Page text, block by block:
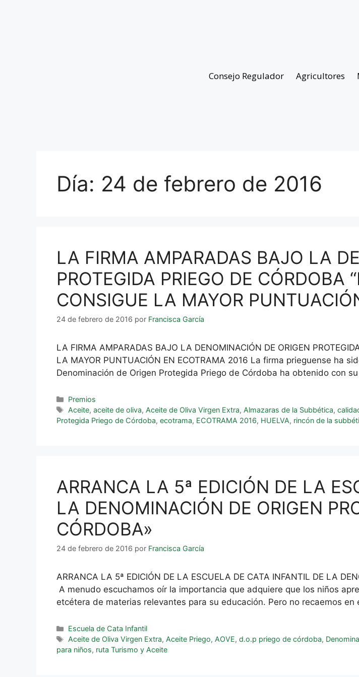
Consejo Regulador Agricultores
Día: 24 de febrero de 2016
LA FIRMA AMPARADAS BAJO LA
PROTEGIDA PRIEGO DE CÓRDOBA
CONSIGUE LA MAYOR
24 de febrero de 2016 por Francisca García
LA FIRMA AMPARADAS BAJO LA DENOMINACIÓN DE ORIGEN
LA MAYOR PUNTUACIÓN EN ECOTRAMA 2016 La firma prieguense ha
Denominación de Origen Protegida Priego de Córdoba ha obtenido con
Premios
Aceite,aceite de oliva,Aceite de Oliva Virgen Extra,Almazaras de la Subbética,
Protegida Priego de Córdoba, ecotrama, ECOTRAMA 2016, HUELVA, rincón de la
ARRANCA LA 5ª EDICIÓN DE LA
LA DENOMINACIÓN DE ORIGEN
CÓRDOBA»
24 de febrero de 2016 por Francisca García
ARRANCA LA 5ª EDICIÓN DE LA ESCUELA DE CATA INFANTIL DE LA
A menudo escuchamos oír la importancia que adquiere que los niños
etcétera de materias relevantes para su educación. Pero no recaemos
Escuela de Cata Infantil
Aceite de Oliva Virgen Extra,Aceite Priego,AOVE,d.o.p priego de córdoba,
para niños, ruta Turismo y Aceite